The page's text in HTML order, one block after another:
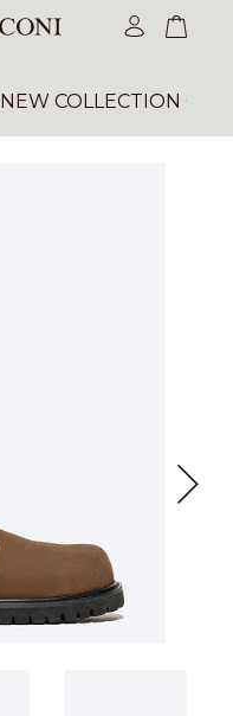
NEW COLLECTION